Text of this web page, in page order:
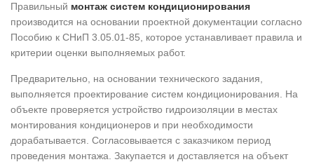
Правильный монтаж систем кондиционирования
производится на основании проектной документации согласно
Пособию к СНиП 3.05.01-85, которое устанавливает правила и
критерии оценки выполняемых работ.
Предварительно, на основании технического задания,
выполняется проектирование систем кондиционирования. На
объекте проверяется устройство гидроизоляции в местах
монтирования кондиционеров и при необходимости
дорабатывается. Согласовывается с заказчиком период
проведения монтажа. Закупается и доставляется на объект